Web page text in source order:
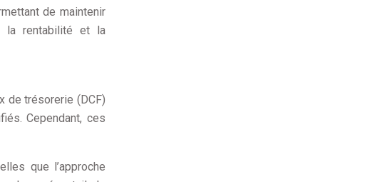
de maintenir
la rentabilité et la
de trésorerie (DCF)
Cependant, ces
que l’approche